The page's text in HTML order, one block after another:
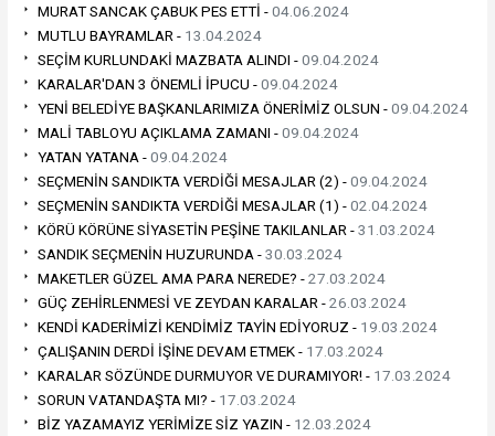
MURAT SANCAK ÇABUK PES ETTİ -04.06.2024
MUTLU BAYRAMLAR - 13.04.2024
SEÇİM KURLUNDAKİ MAZBATA ALINDI -09.04.2024
KARALAR'DAN 3 ÖNEMLİ İPUCU -09.04.2024
YENİ BELEDİYE BAŞKANLARIMIZA ÖNERİMİZ OLSUN -09.04.2024
MALİ TABLOYU AÇIKLAMA ZAMANI -09.04.2024
YATAN YATANA -09.04.2024
SEÇMENİN SANDIKTA VERDİĞİ MESAJLAR (2) -09.04.2024
SEÇMENİN SANDIKTA VERDİĞİ MESAJLAR (1) -02.04.2024
KÖRÜ KÖRÜNE SİYASETİN PEŞİNE TAKILANLAR -31.03.2024
SANDIK SEÇMENİN HUZURUNDA -30.03.2024
MAKETLER GÜZEL AMA PARA NEREDE? -27.03.2024
GÜÇ ZEHİRLENMESİ VE ZEYDAN KARALAR -26.03.2024
KENDİ KADERİMİZİ KENDİMİZ TAYİN EDİYORUZ - 19.03.2024
ÇALIŞANIN DERDİ İŞİNE DEVAM ETMEK - 17.03.2024
KARALAR SÖZÜNDE DURMUYOR VE DURAMIYOR! - 17.03.2024
SORUN VATANDAŞTA MI? - 17.03.2024
BİZ YAZAMAYIZ YERİMİZE SİZ YAZIN - 12.03.2024